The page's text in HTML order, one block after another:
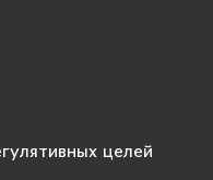
целей